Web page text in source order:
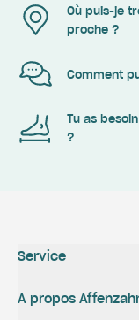
Où puis-je
proche ?
Comment
Tu as
?
Service
A propos